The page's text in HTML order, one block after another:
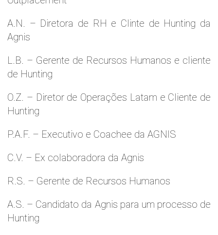
A.N. – Diretora de RH e Clinte de Hunting da
Agnis
L.B. – Gerente de Recursos Humanos e cliente
de Hunting
O.Z. – Diretor de Operações Latam e Cliente de
Hunting
P.A.F. – Executivo e Coachee da AGNIS
C.V. – Ex colaboradora da Agnis
R.S. – Gerente de Recursos Humanos
A.S. – Candidato da Agnis para um processo de
Hunting